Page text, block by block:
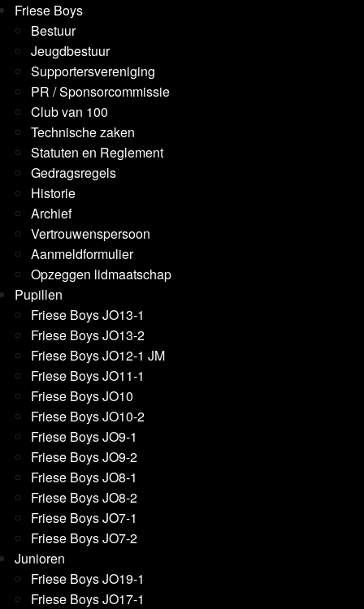
Friese Boys
Bestuur
Jeugdbestuur
Supportersvereniging
PR / Sponsorcommissie
Club van 100
Technische zaken
Statuten en Reglement
Gedragsregels
Historie
Archief
Vertrouwenspersoon
Aanmeldformulier
Opzeggen lidmaatschap
Pupillen
Friese Boys JO13-1
Friese Boys JO13-2
Friese Boys JO12-1 JM
Friese Boys JO11-1
Friese Boys JO10
Friese Boys JO10-2
Friese Boys JO9-1
Friese Boys JO9-2
Friese Boys JO8-1
Friese Boys JO8-2
Friese Boys JO7-1
Friese Boys JO7-2
Junioren
Friese Boys JO19-1
Friese Boys JO17-1